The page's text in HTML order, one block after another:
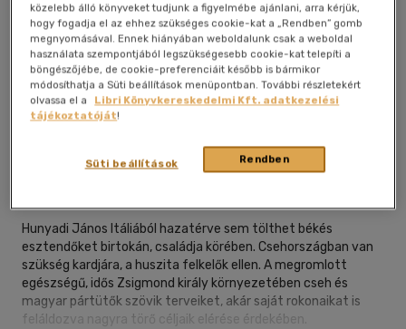
Kívánságlistához adom Megosztom
|2009|magyar nyelvű|keménytábla, védőborító
Hunyadi János Itáliából hazatérve sem tölthet békés
esztendőket birtokán, családja körében. Csehországban van
szükség kardjára, a huszita felkelők ellen. A megromlott
egészségű, idős Zsigmond király környezetében cseh és
magyar pártütők szövik terveiket, akár saját rokonaikat is
feláldozva nagyra törő céljaik elérése érdekében.
közelebb álló könyveket tudjunk a figyelmébe ajánlani, arra kérjük,
hogy fogadja el az ehhez szükséges cookie-kat a „Rendben” gomb
megnyomásával. Ennek hiányában weboldalunk csak a weboldal
használata szempontjából legszükségesebb cookie-kat telepíti a
böngészőjébe, de cookie-preferenciáit később is bármikor
módosíthatja a Süti beállítások menüpontban. További részletekért
olvassa el a
Libri Könyvkereskedelmi Kft. adatkezelési
tájékoztatóját!
Rendben
Süti beállítások